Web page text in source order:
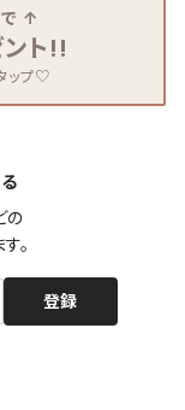
↑
ト!!
ップ♡
の
。
登録